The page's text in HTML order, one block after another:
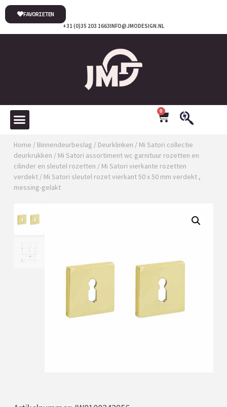
INFO@JMODESIGN.NL
+31 (0)35 203 1663
FAVORIETEN
0
Home / Binnendeurbeslag / Deurklinken / Mi Satori collectie
deurkrukken / Mi Satori assortiment wc garnituur rozetten en
cilinder en sleutel rozetten / Mi Satori vierkante rozetten
verdekt/ Mi Satori sleutel rozet vierkant 50 x 50 mm verdekt ,
messing-gelakt